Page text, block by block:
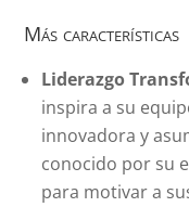
Más características
Liderazgo
inspira a su
innovadora y
conocido por su
para motivar a